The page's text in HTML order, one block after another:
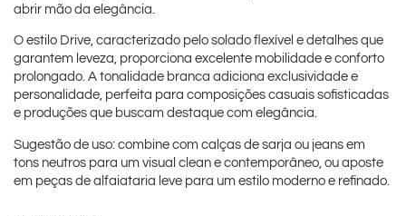
abrir mão da elegância.
O estilo Drive, caracterizado pelo solado flexível e detalhes que
garantem leveza, proporciona excelente mobilidade e conforto
prolongado. A tonalidade branca adiciona exclusividade e
personalidade, perfeita para composições casuais sofisticadas
e produções que buscam destaque com elegância.
Sugestão de uso: combine com calças de sarja ou jeans em
tons neutros para um visual clean e contemporâneo, ou aposte
em peças de alfaiataria leve para um estilo moderno e refinado.